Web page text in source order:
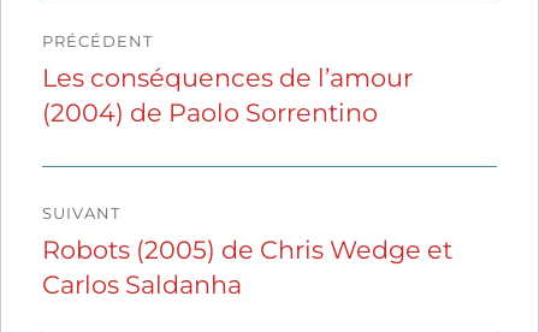
de
l’article
PRÉCÉDENT
Publication
précédente :
Les conséquences de l’amour
(2004) de Paolo Sorrentino
SUIVANT
Publication
suivante :
Robots (2005) de Chris Wedge et
Carlos Saldanha